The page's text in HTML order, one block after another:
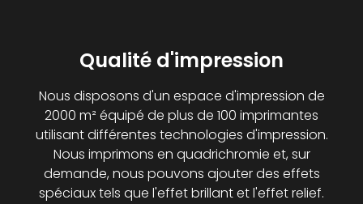
Qualité d'impression
Nous disposons d'un espace d'impression de
2000 m² équipé de plus de 100 imprimantes
utilisant différentes technologies d'impression.
Nous imprimons en quadrichromie et, sur
demande, nous pouvons ajouter des effets
spéciaux tels que l'effet brillant et l'effet relief.